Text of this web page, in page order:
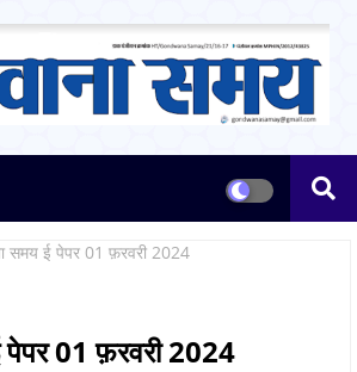
समय ई पेपर 01 फ़रवरी 2024
पेपर 01 फ़रवरी 2024